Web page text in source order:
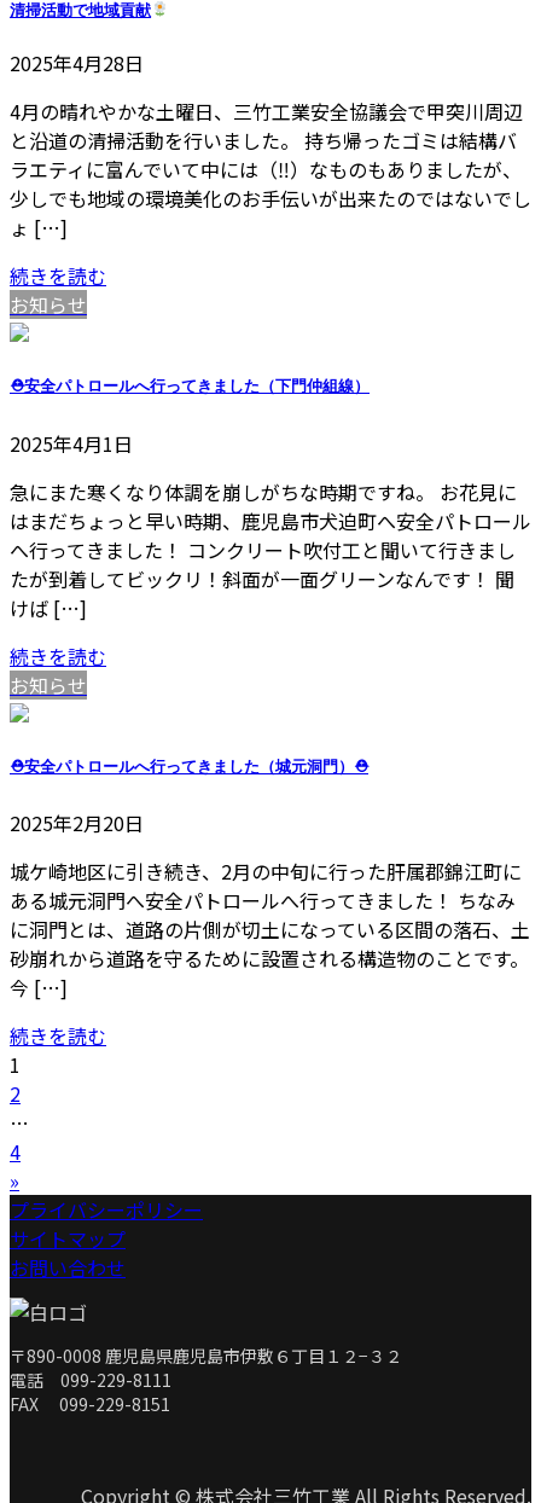
清掃活動で地域貢献
2025年4月28日
4月の晴れやかな土曜日、三竹工業安全協議会で甲突川周辺
と沿道の清掃活動を行いました。 持ち帰ったゴミは結構バ
ラエティに富んでいて中には（‼）なものもありましたが、
少しでも地域の環境美化のお手伝いが出来たのではないでし
ょ […]
続きを読む
お知らせ
⛑安全パトロールへ行ってきました（下門仲組線）
2025年4月1日
急にまた寒くなり体調を崩しがちな時期ですね。 お花見に
はまだちょっと早い時期、鹿児島市犬迫町へ安全パトロール
へ行ってきました！ コンクリート吹付工と聞いて行きまし
たが到着してビックリ！斜面が一面グリーンなんです！ 聞
けば […]
続きを読む
お知らせ
⛑安全パトロールへ行ってきました（城元洞門）⛑
2025年2月20日
城ケ崎地区に引き続き、2月の中旬に行った肝属郡錦江町に
ある城元洞門へ安全パトロールへ行ってきました！ ちなみ
に洞門とは、道路の片側が切土になっている区間の落石、土
砂崩れから道路を守るために設置される構造物のことです。
今 […]
続きを読む
投
稿
の
ペ
ー
ジ
送
固
定
ペ
ー
ジ
1
固
定
ペ
ー
ジ
2
…
固
定
ペ
ー
ジ
4
»
プライバシーポリシー
サイトマップ
お問い合わせ
〒890-0008 鹿児島県鹿児島市伊敷６丁目１２−３２
電話 099-229-8111
FAX 099-229-8151
Copyright © 株式会社三竹工業 All Rights Reserved.